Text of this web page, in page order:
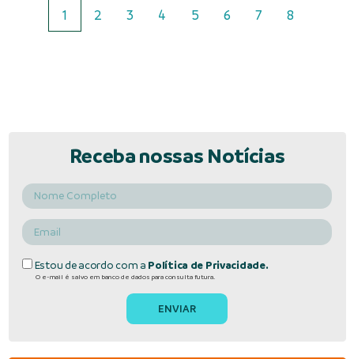
1 2 3 4 5 6 7 8
Receba nossas Notícias
Estou de acordo com a Política de Privacidade.
O e-mail é salvo em banco de dados para consulta futura.